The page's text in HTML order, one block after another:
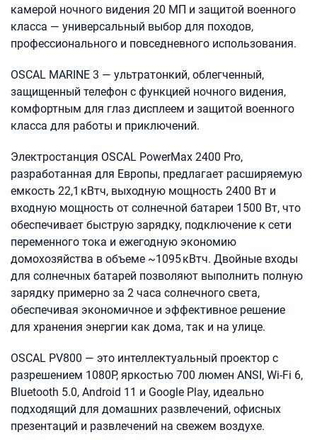
камерой ночного видения 20 МП и защитой военного
класса — универсальный выбор для походов,
профессионального и повседневного использования.
OSCAL MARINE 3 — ультратонкий, облегченный,
защищенный телефон с функцией ночного видения,
комфортным для глаз дисплеем и защитой военного
класса для работы и приключений.
Электростанция OSCAL PowerMax 2400 Pro,
разработанная для Европы, предлагает расширяемую
емкость 22,1 кВтч, выходную мощность 2400 Вт и
входную мощность от солнечной батареи 1500 Вт, что
обеспечивает быструю зарядку, подключение к сети
переменного тока и ежегодную экономию
домохозяйства в объеме ~1095 кВтч. Двойные входы
для солнечных батарей позволяют выполнить полную
зарядку примерно за 2 часа солнечного света,
обеспечивая экономичное и эффективное решение
для хранения энергии как дома, так и на улице.
OSCAL PV800 — это интеллектуальный проектор с
разрешением 1080P, яркостью 700 люмен ANSI, Wi-Fi 6,
Bluetooth 5.0, Android 11 и Google Play, идеально
подходящий для домашних развлечений, офисных
презентаций и развлечений на свежем воздухе.